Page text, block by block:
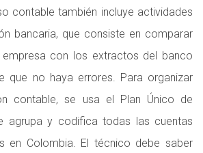
contable también incluye actividades
bancaria, que consiste en comparar
con los extractos del banco
que no haya errores. Para organizar
contable, se usa el Plan Único de
agrupa y codifica todas las cuentas
en Colombia. El técnico debe saber